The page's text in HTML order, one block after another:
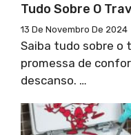
Tudo Sobre O
13 De Novembro De 2024
Saiba tudo sobre o
promessa de
descanso. …